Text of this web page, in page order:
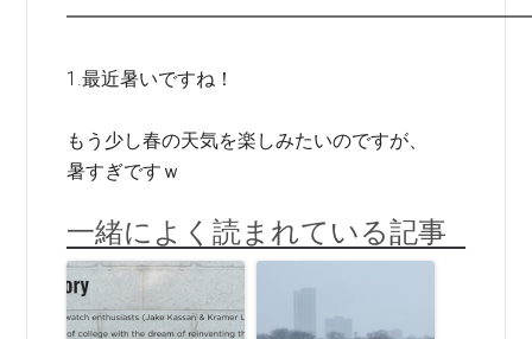
1.最近暑いですね！
もう少し春の天気を楽しみたいのですが、
暑すぎですｗ
一緒によく読まれている記事